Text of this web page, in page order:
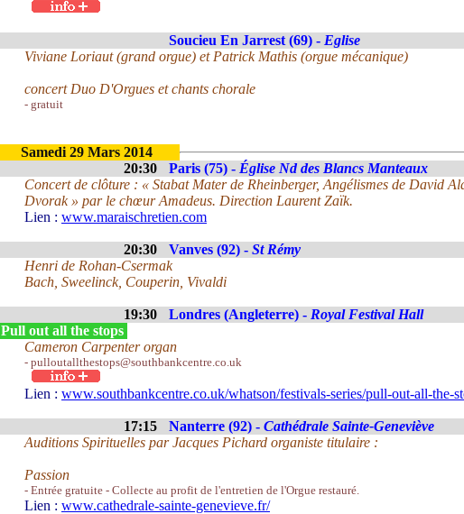
Soucieu En Jarrest (69) - Eglise
Viviane Loriaut (grand orgue) et Patrick Mathis (orgue mécanique)
concert Duo D'Orgues et chants chorale
- gratuit
Samedi 29 Mars 2014
20:30
Paris (75) - Église Nd des Blancs Manteaux
Concert de clôture : « Stabat Mater de Rheinberger, Angélismes de David
Dvorak » par le chœur Amadeus. Direction Laurent Zaïk.
Lien : www.maraischretien.com
20:30 Vanves (92) - St Rémy
Henri de Rohan-Csermak
Bach, Sweelinck, Couperin, Vivaldi
19:30 Londres (Angleterre) - Royal Festival Hall
Pull out all the stops
Cameron Carpenter organ
- pulloutallthestops@southbankcentre.co.uk
Lien : www.southbankcentre.co.uk/whatson/festivals-series/pull-out-all-the-
17:15 Nanterre (92) - Cathédrale Sainte-Geneviève
Auditions Spirituelles par Jacques Pichard organiste titulaire :
Passion
- Entrée gratuite - Collecte au profit de l'entretien de l'Orgue restauré.
Lien : www.cathedrale-sainte-genevieve.fr/